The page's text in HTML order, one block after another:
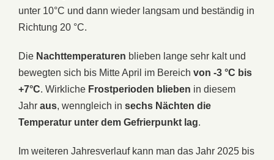
unter 10°C und dann wieder langsam und beständig in
Richtung 20 °C.
Die Nachttemperaturen blieben lange sehr kalt und
bewegten sich bis Mitte April im Bereich von -3 °C bis
+7°C. Wirkliche Frostperioden blieben in diesem
Jahr aus, wenngleich in sechs Nächten die
Temperatur unter dem Gefrierpunkt lag.
Im weiteren Jahresverlauf kann man das Jahr 2025 bis